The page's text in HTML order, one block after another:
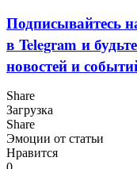
Подписывайтесь
в Telegram и
новостей и
Share
Загрузка
Share
Эмоции от статьи
Нравится